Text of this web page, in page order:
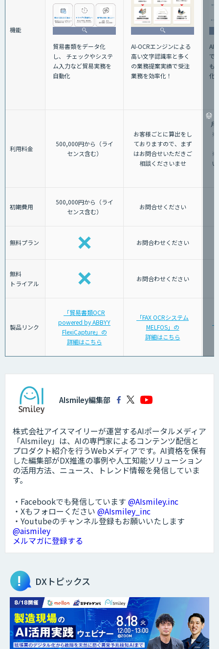
機能
貿易書類をデータ化
し、 チェックやシステ
ム入力など貿易実務を
自動化
AI-OCRエンジンによる
高い文字認識率と多く
の業務提案実績で受注
業務を効率化！
AI-
で
も
化
利用料金
500,000円から（ライ
センス含む）
お客様ごとに算出をし
ておりますので、まず
はお問合せいただきご
相談くださいませ
月
※
※
初期費用
500,000円から（ライ
センス含む）
お問合せください
無料プラン お問合わせください
無料
トライアル
お問合わせください
製品リンク
「貿易書類OCR
powered by ABBYY
FlexiCapture」の
詳細はこちら
「FAX OCRシステム
MELFOS」の
詳細はこちら
AIsmiley編集部
株式会社アイスマイリーが運営するAIポータルメディア
「AIsmiley」は、AIの専門家によるコンテンツ配信と
プロダクト紹介を行うWebメディアです。AI資格を保有
した編集部がDX推進の事例や人工知能ソリューション
の活用方法、ニュース、トレンド情報を発信していま
す。
・Facebookでも発信しています @AIsmiley.inc
・Xもフォローください @AIsmiley_inc
・Youtubeのチャンネル登録もお願いいたします
@aismiley
メルマガに登録する
DXトピックス